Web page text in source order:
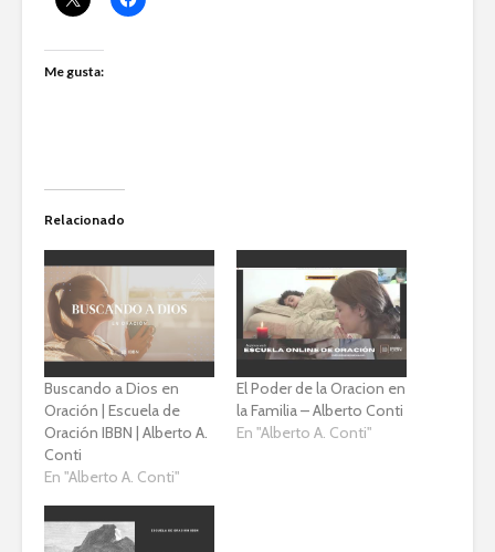
Me gusta:
Relacionado
Buscando a Dios en
Oración | Escuela de
Oración IBBN | Alberto A.
Conti
En "Alberto A. Conti"
El Poder de la Oracion en
la Familia – Alberto Conti
En "Alberto A. Conti"